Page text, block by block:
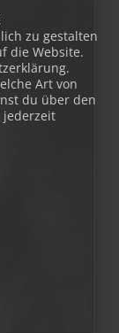
zu gestalten
die Website.
Art von
du über den
jederzeit